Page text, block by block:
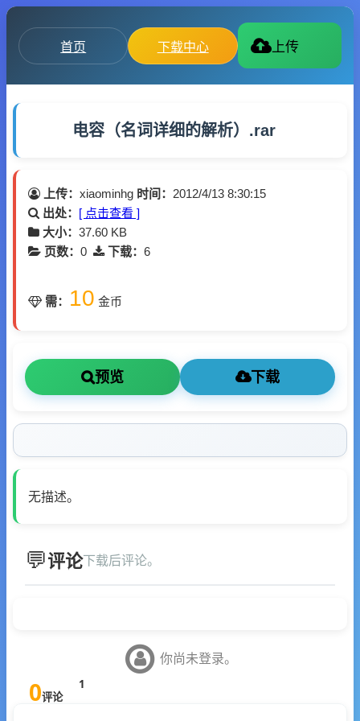
首页 下载中心 上传
电容（名词详细的解析）.rar
上传： xiaominhg 时间： 2012/4/13 8:30:15
出处： [ 点击查看 ]
大小： 37.60 KB
页数： 0 下载： 6
需： 10 金币
预览 下载
无描述。
评论下载后评论。
你尚未登录。
0评论
1